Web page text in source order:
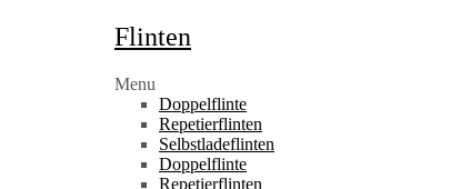
Flinten
Menu
Doppelflinte
Repetierflinten
Selbstladeflinten
Doppelflinte
Repetierflinten